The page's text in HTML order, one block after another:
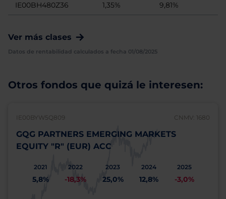
IE00BH480Z36 1,35% 9,81%
Ver más clases
Datos de rentabilidad calculados a fecha 01/08/2025
Otros fondos que quizá le interesen:
IE00BYW5Q809 CNMV: 1680
GQG PARTNERS EMERGING MARKETS
EQUITY "R" (EUR) ACC
2021
5,8%
2022
-18,3%
2023
25,0%
2024
12,8%
2025
-3,0%